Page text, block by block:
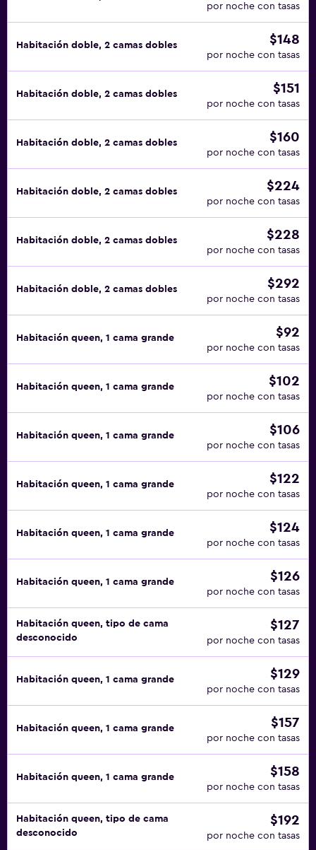
por noche con tasas
Habitación doble, 2 camas dobles $148
por noche con tasas
Habitación doble, 2 camas dobles $151
por noche con tasas
Habitación doble, 2 camas dobles $160
por noche con tasas
Habitación doble, 2 camas dobles $224
por noche con tasas
Habitación doble, 2 camas dobles $228
por noche con tasas
Habitación doble, 2 camas dobles $292
por noche con tasas
Habitación queen, 1 cama grande $92
por noche con tasas
Habitación queen, 1 cama grande $102
por noche con tasas
Habitación queen, 1 cama grande $106
por noche con tasas
Habitación queen, 1 cama grande $122
por noche con tasas
Habitación queen, 1 cama grande $124
por noche con tasas
Habitación queen, 1 cama grande $126
por noche con tasas
Habitación queen, tipo de cama
desconocido
$127
por noche con tasas
Habitación queen, 1 cama grande $129
por noche con tasas
Habitación queen, 1 cama grande $157
por noche con tasas
Habitación queen, 1 cama grande $158
por noche con tasas
Habitación queen, tipo de cama
desconocido
$192
por noche con tasas